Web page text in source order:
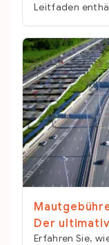
Leitfaden
Der
Erfahren Sie,